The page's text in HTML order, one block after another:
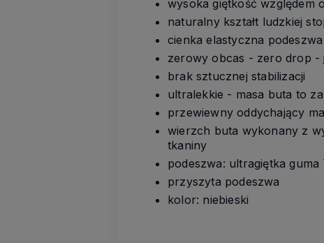
wysoka giętkość względem
naturalny kształt ludzkiej
cienka elastyczna
zerowy obcas - zero drop -
brak sztucznej stabilizacji
ultralekkie - masa buta to
przewiewny oddychający
wierzch buta wykonany z
tkaniny
podeszwa: ultragiętka guma
przyszyta podeszwa
kolor: niebieski